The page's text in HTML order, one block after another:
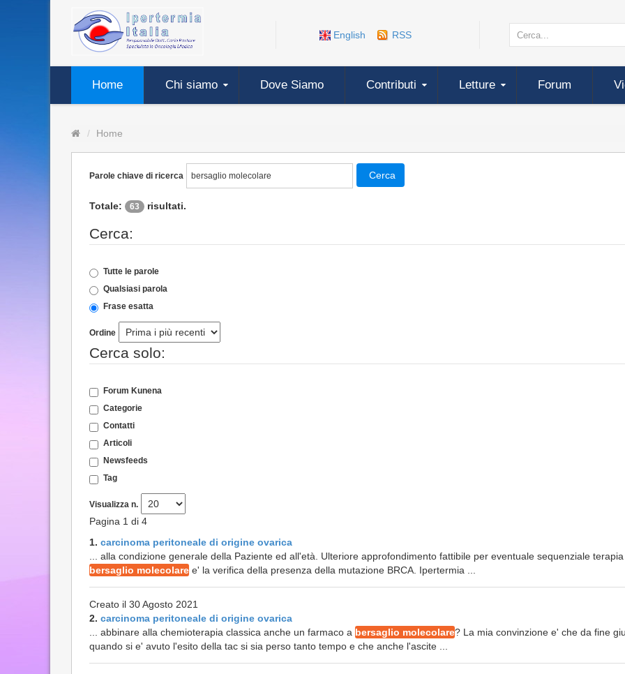
English RSS
Home Chi siamo Dove Siamo Contributi Letture Forum
Home
Parole chiave di ricerca Cerca
Totale: 63 risultati.
Cerca:
Tutte le parole
Qualsiasi parola
Frase esatta
Ordine
Cerca solo:
Forum Kunena
Categorie
Contatti
Articoli
Newsfeeds
Tag
Visualizza n.
Pagina 1 di 4
1. carcinoma peritoneale di origine ovarica
... alla condizione generale della Paziente ed all'età. Ulteriore approfondimento fattibile per eventuale sequenziale
bersaglio molecolare e' la verifica della presenza della mutazione BRCA. Ipertermia ...
Creato il 30 Agosto 2021
2. carcinoma peritoneale di origine ovarica
... abbinare alla chemioterapia classica anche un farmaco a bersaglio molecolare? La mia convinzione e' che da fine
quando si e' avuto l'esito della tac si sia perso tanto tempo e che anche l'ascite ...